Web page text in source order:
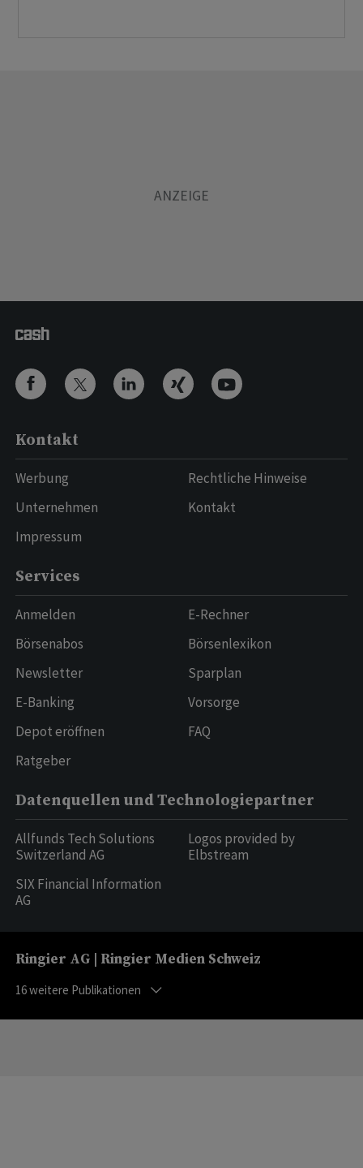
Kontakt
Werbung
Unternehmen
Impressum
Rechtliche Hinweise
Kontakt
Services
Anmelden
Börsenabos
Newsletter
E-Banking
Depot eröffnen
Ratgeber
E-Rechner
Börsenlexikon
Sparplan
Vorsorge
FAQ
Datenquellen und Technologiepartner
Allfunds Tech Solutions
Switzerland AG
SIX Financial Information
AG
Logos provided by
Elbstream
Ringier AG | Ringier Medien Schweiz
16weitere Publikationen